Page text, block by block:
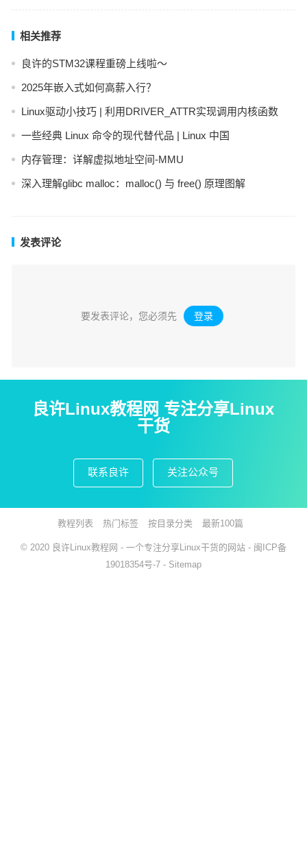
相关推荐
良许的STM32课程重磅上线啦～
2025年嵌入式如何高薪入行？
Linux驱动小技巧 | 利用DRIVER_ATTR实现调用内核函数
一些经典 Linux 命令的现代替代品 | Linux 中国
内存管理：详解虚拟地址空间-MMU
深入理解glibc malloc：malloc() 与 free() 原理图解
发表评论
要发表评论，您必须先 登录 。
良许Linux教程网 专注分享Linux
干货
联系良许 关注公众号
教程列表 热门标签 按目录分类 最新100篇
© 2020 良许Linux教程网 - 一个专注分享Linux干货的网站 - 闽ICP备
19018354号-7 - Sitemap